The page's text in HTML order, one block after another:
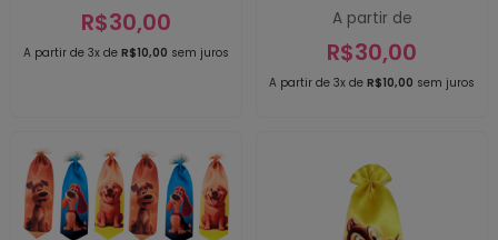
A partir de 3x de R$10,00 sem juros
R$30,00
A partir de 3x de R$10,00 sem juros
A partir de
R$30,00